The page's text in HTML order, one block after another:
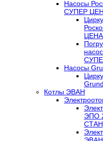
Насосы
СУПЕР
Насосы
Котлы ЭВАН
ЭПО